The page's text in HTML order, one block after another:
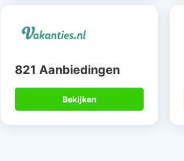
821 Aanbiedingen
Bekijken